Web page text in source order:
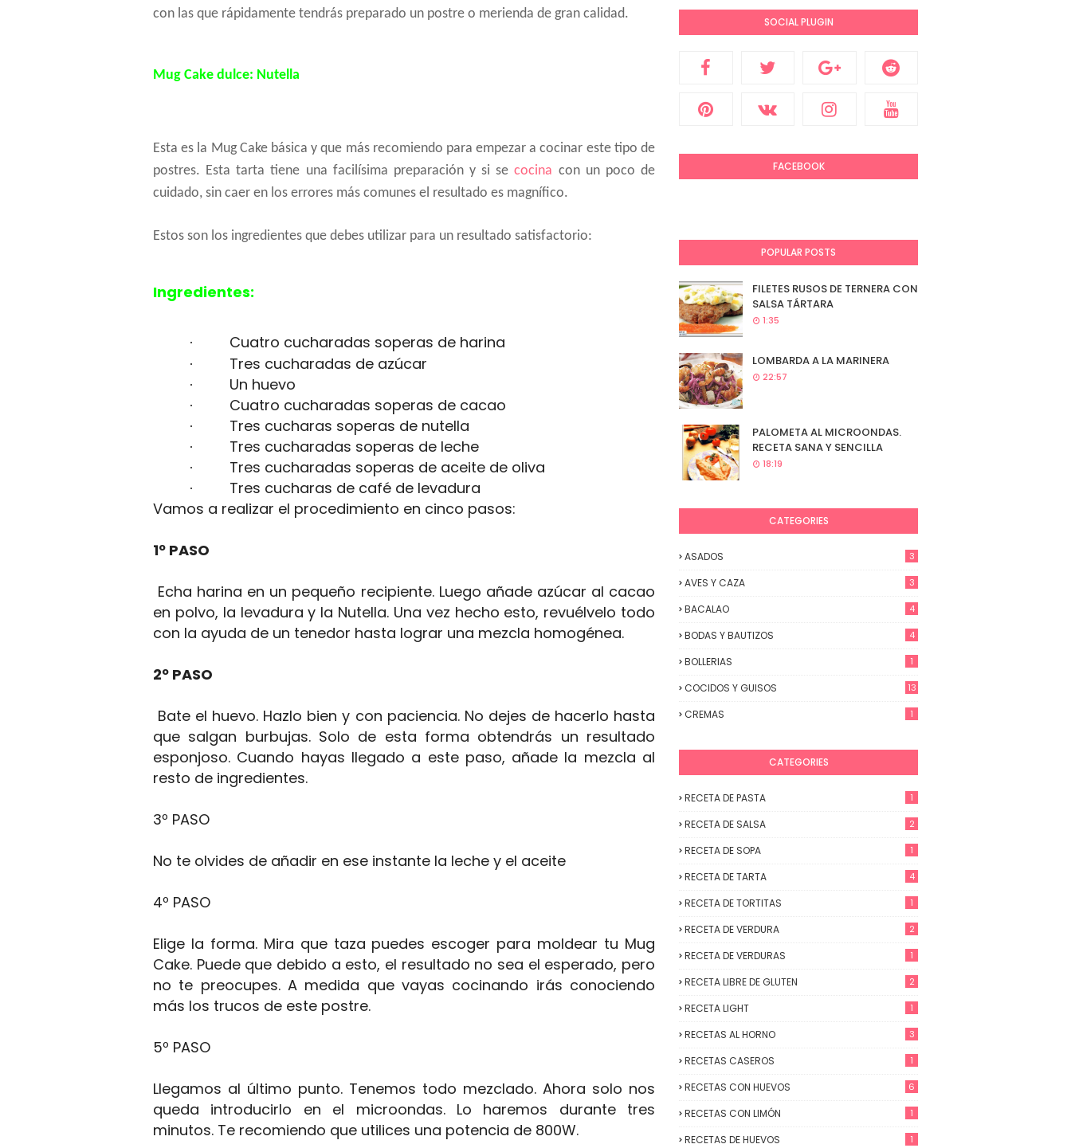
con las que rápidamente tendrás preparado un postre o merienda de gran calidad.
Mug Cake dulce: Nutella
Esta es la Mug Cake básica y que más recomiendo para empezar a cocinar este tipo de
postres. Esta tarta tiene una facilísima preparación y si secocina con un poco de
cuidado, sin caer en los errores más comunes el resultado es magnífico.
Estos son los ingredientes que debes utilizar para un resultado satisfactorio:
Ingredientes:
· Cuatro cucharadas soperas de harina
· Tres cucharadas de azúcar
· Un huevo
· Cuatro cucharadas soperas de cacao
· Tres cucharas soperas de nutella
· Tres cucharadas soperas de leche
· Tres cucharadas soperas de aceite de oliva
·
Tres cucharas de café de levadura
Vamos a realizar el procedimiento en cinco pasos:
1º PASO
Echa harina en un pequeño recipiente. Luego añade azúcar al cacao
en polvo, la levadura y la Nutella. Una vez hecho esto, revuélvelo todo
con la ayuda de un tenedor hasta lograr una mezcla homogénea.
2º PASO
Bate el huevo. Hazlo bien y con paciencia. No dejes de hacerlo hasta
que salgan burbujas. Solo de esta forma obtendrás un resultado
esponjoso. Cuando hayas llegado a este paso, añade la mezcla al
resto de ingredientes.
3º PASO
No te olvides de añadir en ese instante la leche y el aceite
4º PASO
Elige la forma. Mira que taza puedes escoger para moldear tu Mug
Cake. Puede que debido a esto, el resultado no sea el esperado, pero
no te preocupes. A medida que vayas cocinando irás conociendo
más los trucos de este postre.
5º PASO
Llegamos al último punto. Tenemos todo mezclado. Ahora solo nos
queda introducirlo en el microondas. Lo haremos durante tres
minutos. Te recomiendo que utilices una potencia de 800W.
SOCIAL PLUGIN
FACEBOOK
POPULAR POSTS
FILETES RUSOS DE TERNERA CON
SALSA TÁRTARA
1:35
LOMBARDA A LA MARINERA
22:57
PALOMETA AL MICROONDAS.
RECETA SANA Y SENCILLA
18:19
CATEGORIES
ASADOS 3
AVES Y CAZA 3
BACALAO 4
BODAS Y BAUTIZOS 4
BOLLERIAS 1
COCIDOS Y GUISOS 13
CREMAS 1
CATEGORIES
RECETA DE PASTA 1
RECETA DE SALSA 2
RECETA DE SOPA 1
RECETA DE TARTA 4
RECETA DE TORTITAS 1
RECETA DE VERDURA 2
RECETA DE VERDURAS 1
RECETA LIBRE DE GLUTEN 2
RECETA LIGHT 1
RECETAS AL HORNO 3
RECETAS CASEROS 1
RECETAS CON HUEVOS 6
RECETAS CON LIMÓN 1
RECETAS DE HUEVOS 1